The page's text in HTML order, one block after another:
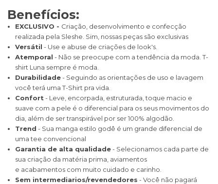
Benefícios:
EXCLUSIVO - Criação, desenvolvimento e confecção
realizada pela Sleshe. Sim, nossas peças são exclusivas
Versátil - Use e abuse de criações de look's.
Atemporal - Não se preocupe com a tendência da moda. T-
shirt Luna sempre é moda.
Durabilidade- Seguindo as orientações de uso e lavagem
você terá uma T-Shirt pra vida.
Confort - Leve, encorpada, estruturada, toque macio e
suave com a pele é o diferencial para os seus movimentos do
dia, além de ser transpirável por ser 100% algodão.
Trend - Sua manga estilo godê é um grande diferencial de
uma tee convencional
Garantia de alta qualidade- Selecionamos cada parte de
sua criação da matéria prima, aviamentos
e acabamentos com muito cuidado e carinho.
Sem intermediarios/revendedores - Você não pagará